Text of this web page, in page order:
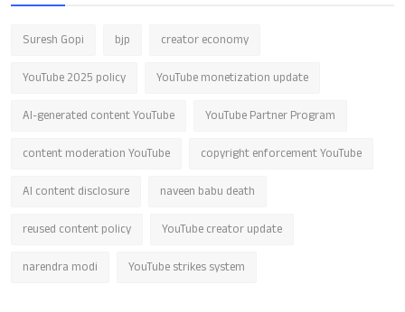
Suresh Gopi bjp creator economy
YouTube 2025 policy YouTube monetization update
AI-generated content YouTube YouTube Partner Program
content moderation YouTube copyright enforcement YouTube
AI content disclosure naveen babu death
reused content policy YouTube creator update
narendra modi YouTube strikes system